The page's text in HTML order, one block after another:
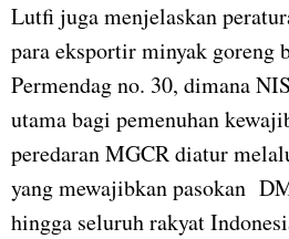
Lutfi juga menjelaskan
para eksportir minyak goreng
Permendag no. 30, dimana
utama bagi pemenuhan
peredaran MGCR diatur
yang mewajibkan pasokan
hingga seluruh rakyat